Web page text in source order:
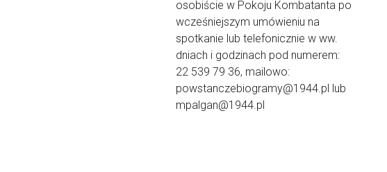
osobiście w Pokoju Kombatanta po
wcześniejszym umówieniu na
spotkanie lub telefonicznie w ww.
dniach i godzinach pod numerem:
22 539 79 36, mailowo:
powstanczebiogramy@1944.pl lub
mpalgan@1944.pl